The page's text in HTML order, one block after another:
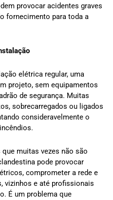
provocar acidentes graves
fornecimento para toda a
elétrica regular, uma
projeto, sem equipamentos
de segurança. Muitas
sobrecarregados ou ligados
consideravelmente o
muitas vezes não são
pode provocar
comprometer a rede e
vizinhos e até profissionais
É um problema que